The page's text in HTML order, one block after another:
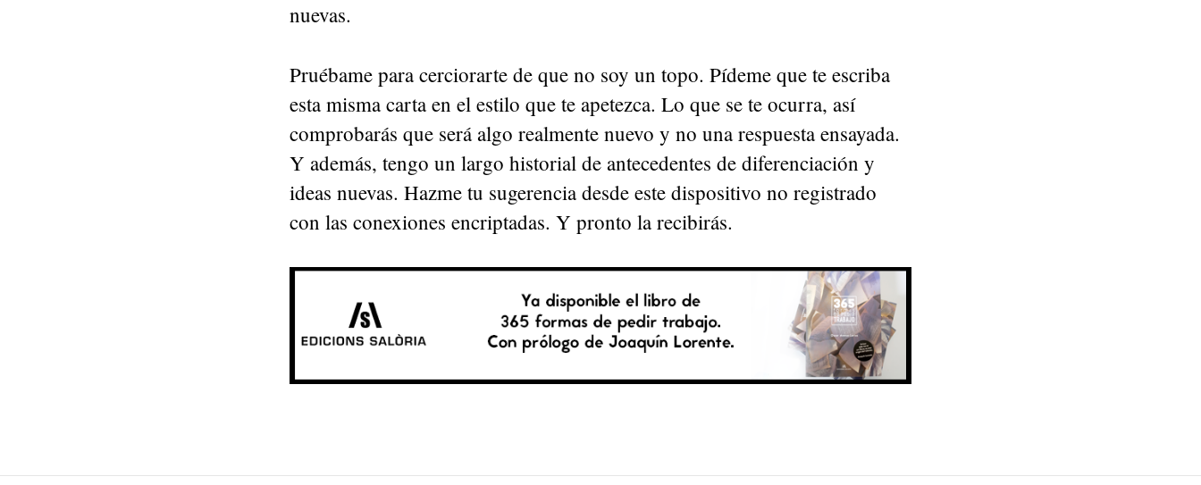
nuevas.
Pruébame para cerciorarte de que no soy un topo. Pídeme que te escriba
esta misma carta en el estilo que te apetezca. Lo que se te ocurra, así
comprobarás que será algo realmente nuevo y no una respuesta ensayada.
Y además, tengo un largo historial de antecedentes de diferenciación y
ideas nuevas. Hazme tu sugerencia desde este dispositivo no registrado
con las conexiones encriptadas. Y pronto la recibirás.